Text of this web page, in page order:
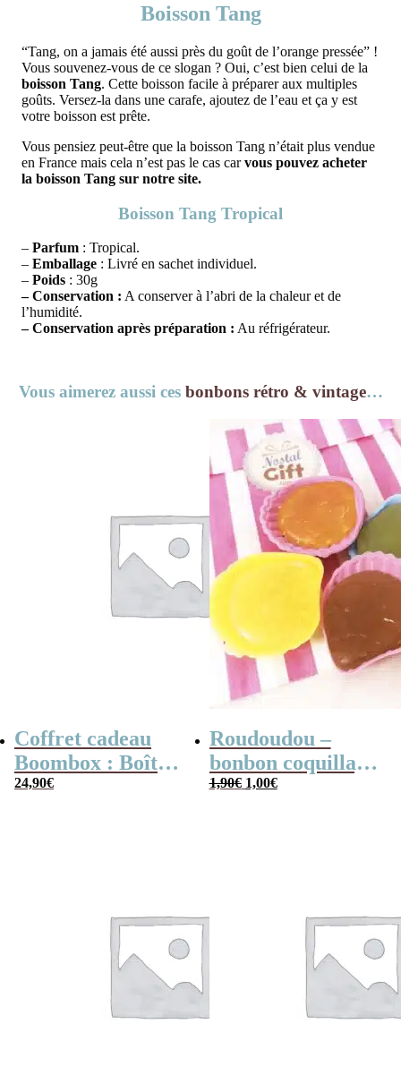
Boisson Tang
“Tang, on a jamais été aussi près du goût de l’orange pressée” !
Vous souvenez-vous de ce slogan ? Oui, c’est bien celui de la
boisson Tang. Cette boisson facile à préparer aux multiples
goûts. Versez-la dans une carafe, ajoutez de l’eau et ça y est
votre boisson est prête.
Vous pensiez peut-être que la boisson Tang n’était plus vendue
en France mais cela n’est pas le cas carvous pouvez acheter
la boisson Tang sur notre site.
Boisson Tang Tropical
– Parfum : Tropical.
– Emballage : Livré en sachet individuel.
– Poids : 30g
– Conservation : A conserver à l’abri de la chaleur et de
l’humidité.
– Conservation après préparation : Au réfrigérateur.
Vous aimerez aussi ces bonbons rétro & vintage…
Coffret cadeau
Boombox : Boîte
bonbons des
24,90€
Roudoudou –
bonbon coquillage
x 5
1,90€ Le
prix
1,00€Le
prix